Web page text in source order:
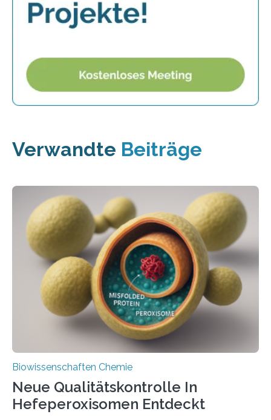
Verwandte Beiträge
Biowissenschaften Chemie
Neue Qualitätskontrolle In
Hefeperoxisomen Entdeckt